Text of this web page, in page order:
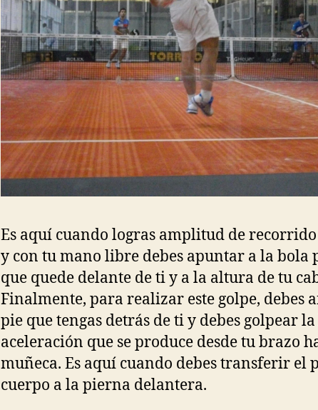
Es aquí cuando logras amplitud de
y con tu mano libre debes apuntar a la bola
que quede delante de ti y a la altura de tu
Finalmente, para realizar este golpe, debes
pie que tengas detrás de ti y debes golpear
aceleración que se produce desde tu brazo
muñeca. Es aquí cuando debes transferir el
cuerpo a la pierna delantera.